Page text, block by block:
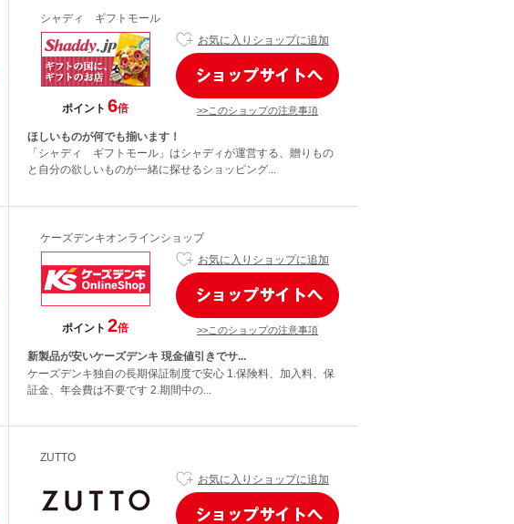
シャディ ギフトモール
ポイント 6倍
お気に入りショップに追加
>>このショップの注意事項
ほしいものが何でも揃います！
「シャディ ギフトモール」はシャディが運営する、贈りもの
と自分の欲しいものが一緒に探せるショッピング...
ケーズデンキオンラインショップ
ポイント 2倍
お気に入りショップに追加
>>このショップの注意事項
新製品が安いケーズデンキ 現金値引きでサ...
ケーズデンキ独自の長期保証制度で安心 1.保険料、加入料、保
証金、年会費は不要です 2.期間中の...
ZUTTO
お気に入りショップに追加